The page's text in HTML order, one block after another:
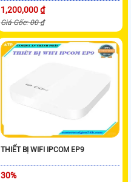
1,200,000 ₫
Giá Gốc: 00 ₫
THIẾT BỊ WIFI IPCOM EP9
30%